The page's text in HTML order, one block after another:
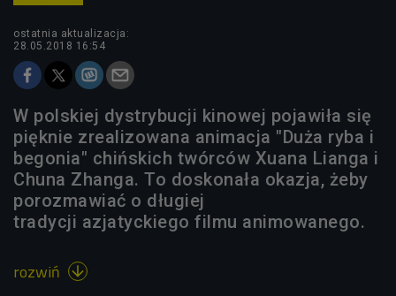
ostatnia aktualizacja:
28.05.2018 16:54
W polskiej dystrybucji kinowej pojawiła się
pięknie zrealizowana animacja "Duża ryba i
begonia" chińskich twórców Xuana Lianga i
Chuna Zhanga. To doskonała okazja, żeby
porozmawiać o długiej
tradycji azjatyckiego filmu animowanego.
rozwiń 